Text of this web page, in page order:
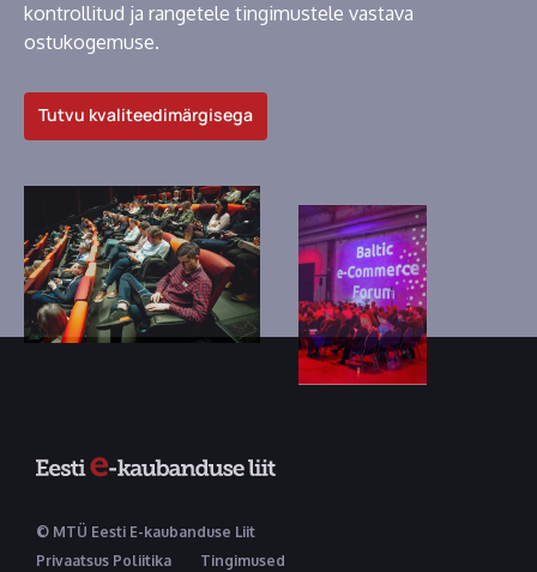
kontrollitud ja rangetele tingimustele vastava
ostukogemuse.
Tutvu kvaliteedimärgisega
© MTÜ Eesti E-kaubanduse Liit
Privaatsus Poliitika
Tingimused